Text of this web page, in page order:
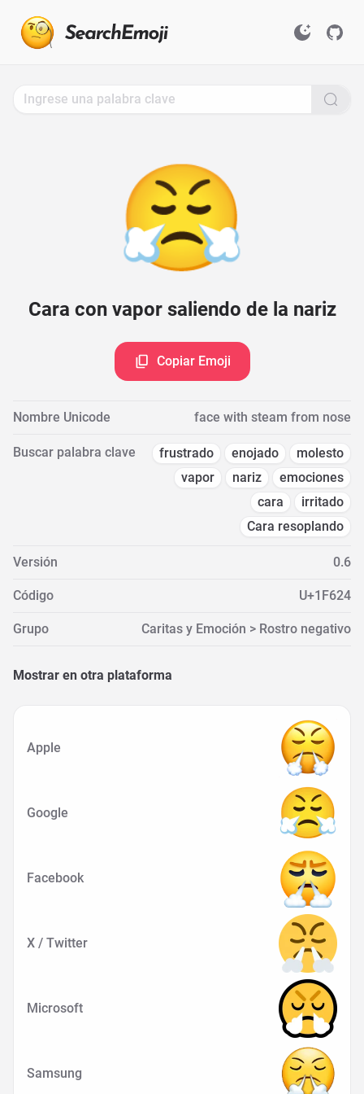
Click
😤
Cara con vapor saliendo de la nariz
Copiar Emoji
Nombre Unicode face with steam from nose
Buscar palabra clave frustrado enojado
molesto
vapor
nariz
emociones
cara
irritado
Cara resoplando
Versión 0.6
Código U+1F624
Grupo Caritas y Emoción > Rostro negativo
Mostrar en otra plataforma
Apple
Google
Facebook
X / Twitter
Microsoft
Samsung